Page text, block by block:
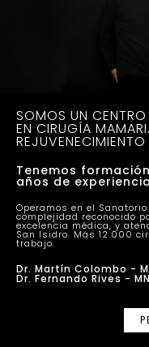
SOMOS UN CENTRO
EN CIRUGÍA
Tenemos
años de
Operamos en el
complejidad reconocido
excelencia médica, y
San Isidro. Más 12.000
trabajo.
Dr. Martín Colombo -
Dr. Fernando Rives - MN